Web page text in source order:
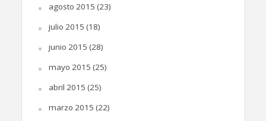
agosto 2015 (23)
julio 2015 (18)
junio 2015 (28)
mayo 2015 (25)
abril 2015 (25)
marzo 2015 (22)